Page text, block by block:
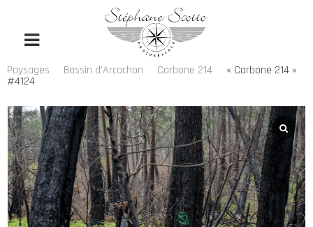
Paysages Bassin d'Arcachon Carbone 214 « Carbone 214 »
#4124